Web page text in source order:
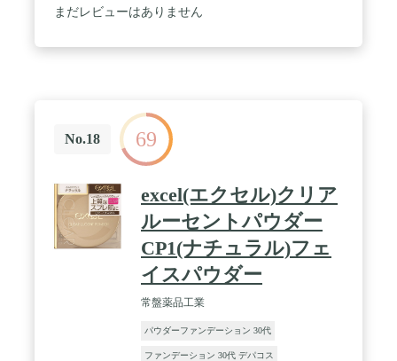
なパール感が光のコントラストで陰影をくっきり仕
から採用している「超薄膜板状セリサイト」による
透明なカバー力をさらに進化させて透明感とうるお
い効果をアップ●赤色透過酸化チタンで血色のよい
健康な肌色を実現
まだレビューはありません
No.18 69
excel(エクセル)クリア
ルーセントパウダー
CP1(ナチュラル)フェ
イスパウダー
常盤薬品工業
パウダーファンデーション 30代
ファンデーション 30代 デパコス